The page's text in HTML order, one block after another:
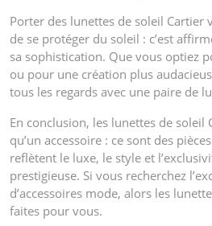
Porter des lunettes de soleil Cartier
de se protéger du soleil : c’est
sa sophistication. Que vous optiez
ou pour une création plus
tous les regards avec une paire de
En conclusion, les lunettes de soleil
qu’un accessoire : ce sont des
reflètent le luxe, le style et
prestigieuse. Si vous recherchez
d’accessoires mode, alors les
faites pour vous.